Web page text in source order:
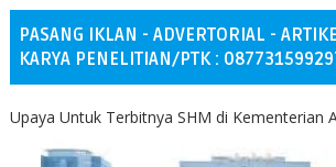
PASANG IKLAN - ADVERTORIAL -
KARYA PENELITIAN/PTK :
Upaya Untuk Terbitnya SHM di Kementerian